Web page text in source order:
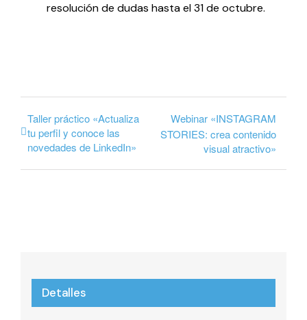
resolución de dudas hasta el 31 de octubre.
Taller práctico «Actualiza
tu perfil y conoce las
novedades de LinkedIn»
Webinar «INSTAGRAM
STORIES: crea contenido
visual atractivo»
Detalles